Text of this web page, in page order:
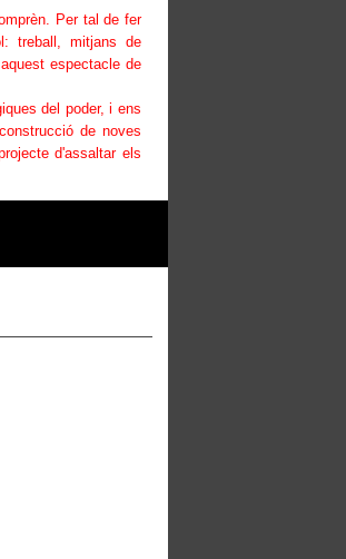
Per tal de fer
treball, mitjans de
espectacle de
del poder, i ens
de noves
d'assaltar els